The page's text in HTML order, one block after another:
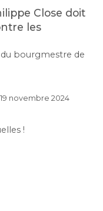
Close doit
les
bourgmestre de
novembre 2024
!